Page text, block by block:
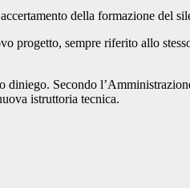
della formazione del
progetto, sempre riferito allo
diniego. Secondo
istruttoria tecnica.